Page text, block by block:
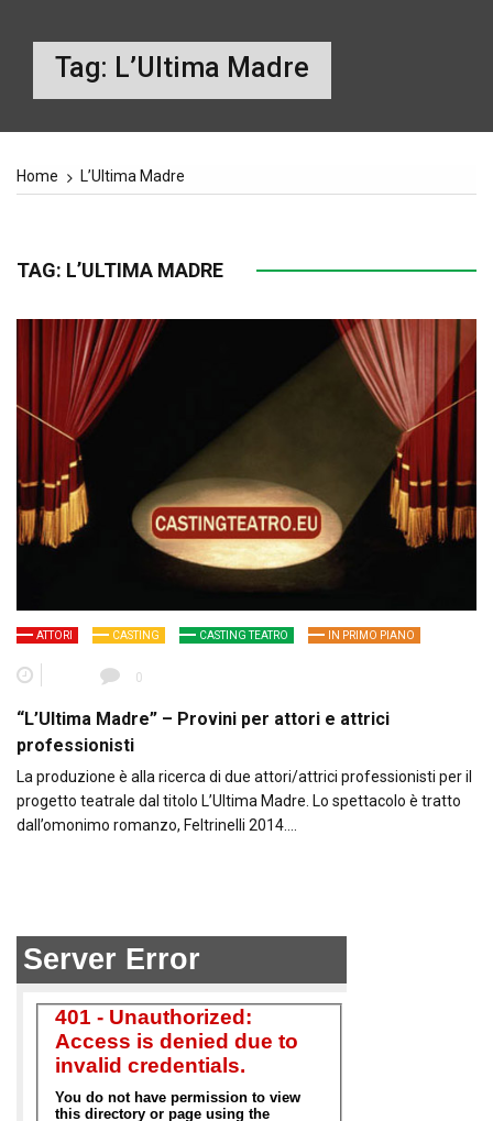
Tag: L’Ultima Madre
Home L’Ultima Madre
TAG: L’ULTIMA MADRE
ATTORI CASTING CASTING TEATRO IN PRIMO PIANO
0
“L’Ultima Madre” – Provini per attori e attrici
professionisti
La produzione è alla ricerca di due attori/attrici professionisti per il
progetto teatrale dal titolo L’Ultima Madre. Lo spettacolo è tratto
dall’omonimo romanzo, Feltrinelli 2014….